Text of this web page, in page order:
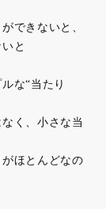
できないと、
と
な“当たり
く、小さな当
ほとんどなの